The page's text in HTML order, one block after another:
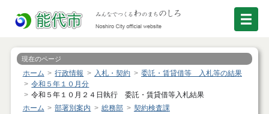
現在のページ
ホーム 行政情報 入札・契約
委託・賃貸借等 入札等の結果
令和５年１０月分
令和５年１０月２４日執行 委託・賃貸借等入札結果
ホーム
部署別案内 総務部
契約検査課